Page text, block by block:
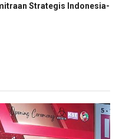
Strategis Indonesia-